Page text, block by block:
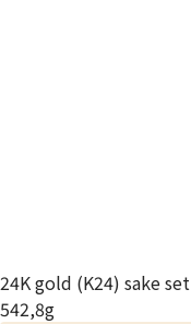
24K gold (K24) sake set
542,8g